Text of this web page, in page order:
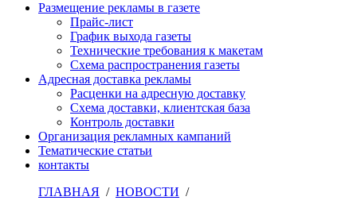
Размещение рекламы в газете
Прайс-лист
График выхода газеты
Технические требования к макетам
Схема распространения газеты
Адресная доставка рекламы
Расценки на адресную доставку
Схема доставки, клиентская база
Контроль доставки
Организация рекламных кампаний
Тематические статьи
контакты
ГЛАВНАЯ / НОВОСТИ /